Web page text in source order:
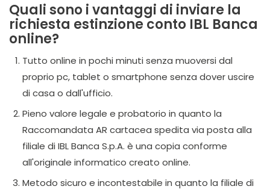
Quali sono i vantaggi di inviare la
richiesta estinzione conto IBL Banca
online?
Tutto online in pochi minuti senza muoversi dal
proprio pc, tablet o smartphone senza dover uscire
di casa o dall'ufficio.
Pieno valore legale e probatorio in quanto la
Raccomandata AR cartacea spedita via posta alla
filiale di IBL Banca S.p.A. è una copia conforme
all'originale informatico creato online.
Metodo sicuro e incontestabile in quanto la filiale di